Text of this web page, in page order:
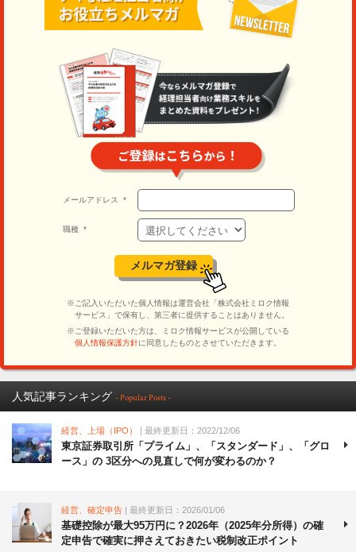
人気記事ランキング - Popular Posts -
経営、上場（IPO） | 最終更新日：2022/12/06
東京証券取引所「プライム」、「スタンダード」、「グロ
ース」の 3区分への見直しで何が変わるのか？
経営、確定申告 | 最終更新日：2026/01/06
基礎控除が最大95万円に？2026年（2025年分所得）の確
定申告で確実に押さえておきたい税制改正ポイント